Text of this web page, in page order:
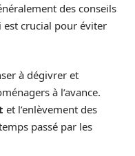
des conseils
est crucial pour éviter
à dégivrer et
à l’avance.
et l’enlèvement des
passé par les